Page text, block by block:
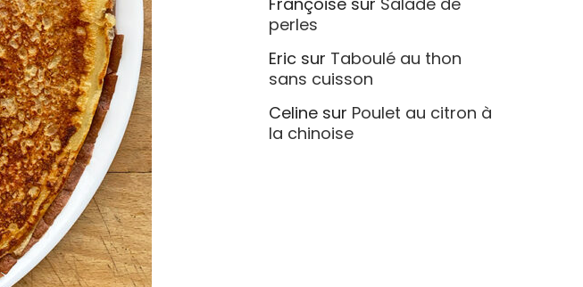
perles
Eric sur Taboulé au thon
sans cuisson
Celinesur Poulet au citron à
la chinoise